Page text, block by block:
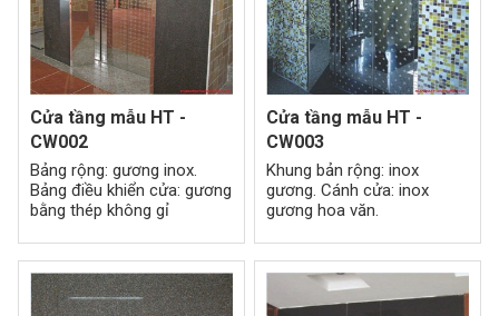
Cửa tầng mẫu HT -
CW002
Bảng rộng: gương inox.
Bảng điều khiển cửa: gương
bằng thép không gỉ
Cửa tầng mẫu HT -
CW003
Khung bản rộng: inox
gương. Cánh cửa: inox
gương hoa văn.